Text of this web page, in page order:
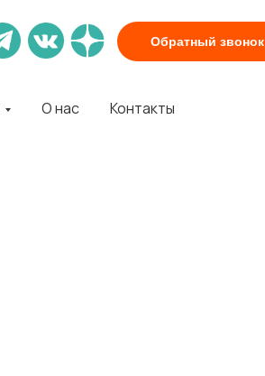
Обратный звонок
О нас Контакты